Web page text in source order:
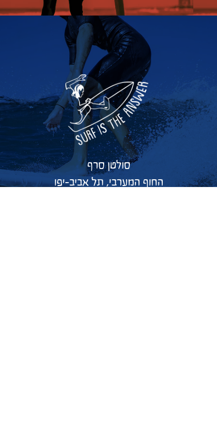
סולטן סרף
החוף המערבי, תל אביב-יפו